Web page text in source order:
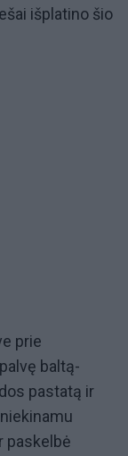
išplatino šio
prie
baltą-
pastatą ir
paskelbė